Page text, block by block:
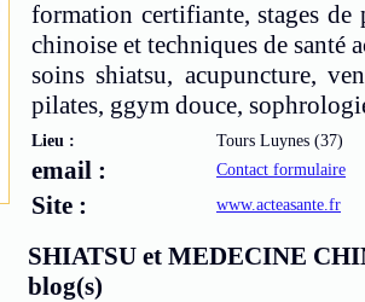
formation certifiante, stages de
chinoise et techniques de santé
soins shiatsu, acupuncture,
pilates, ggym douce,
Lieu : Tours Luynes (37)
email : Contact formulaire
Site : www.acteasante.fr
SHIATSU et MEDECINE
blog(s)